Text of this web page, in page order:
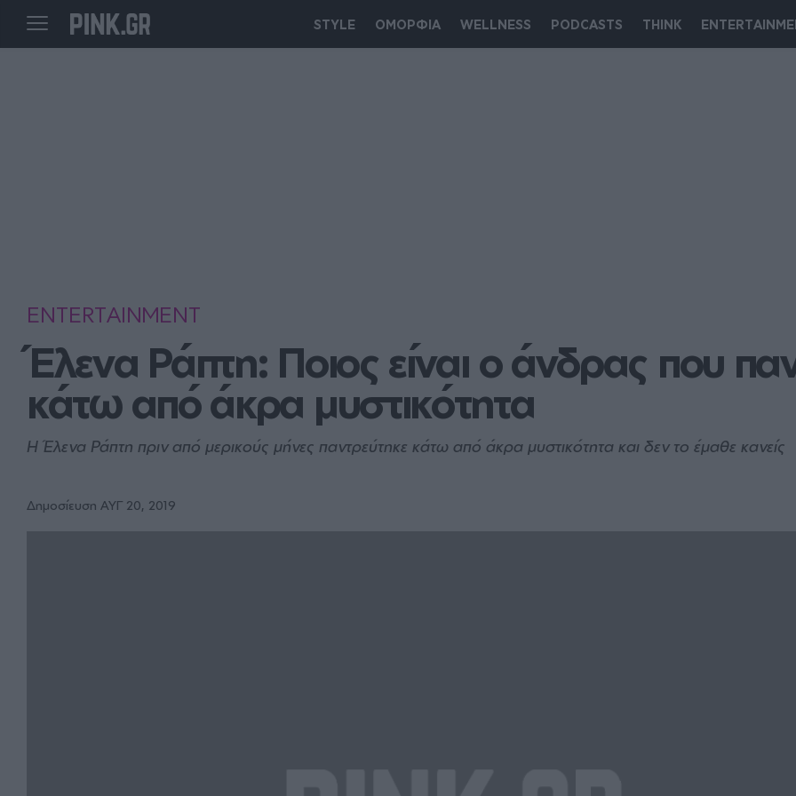
STYLE ΟΜΟΡΦΙΑ WELLNESS PODCASTS THINK
ENTERTAINMENT
Έλενα Ράπτη: Ποιος είναι ο άνδρας που
κάτω από άκρα μυστικότητα
Η Έλενα Ράπτη πριν από μερικούς μήνες παντρεύτηκε κάτω από άκρα μυστικότητα και δεν το έμαθε κανείς
Δημοσίευση ΑΥΓ 20, 2019